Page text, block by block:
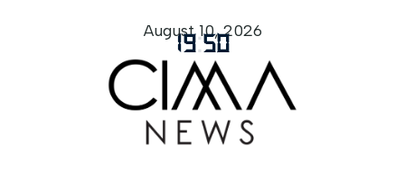
19:50
August 10, 2026